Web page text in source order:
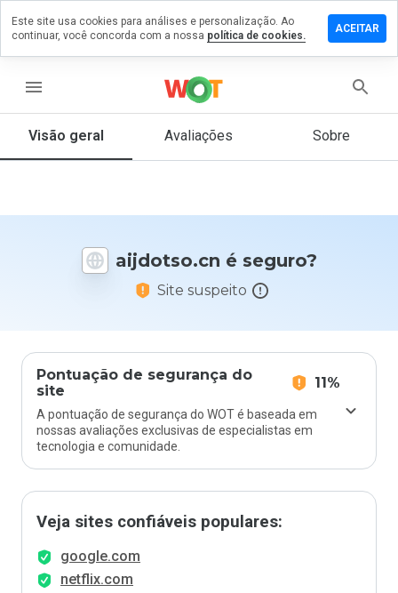
menu
Visão geral Avaliações Sobre
aijdotso.cn é seguro?
Site suspeito
Pontuação de segurança do
site
11%
A pontuação de segurança do WOT é baseada em
nossas avaliações exclusivas de especialistas em
tecnologia e comunidade.
Veja sites confiáveis populares:
google.com
netflix.com
um
que
Este site usa cookies para análises e personalização. Ao
continuar, você concorda com a nossa política de cookies.
ACEITAR